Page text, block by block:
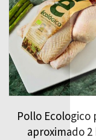
Pollo Ecologico
aproximado 2